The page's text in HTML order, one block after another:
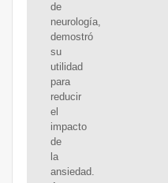
de
neurología,
demostró
su
utilidad
para
reducir
el
impacto
de
la
ansiedad.